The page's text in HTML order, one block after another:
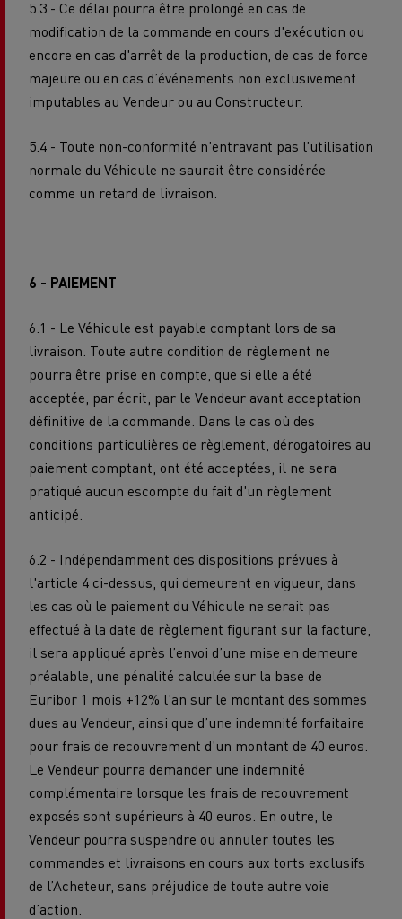
5.3 - Ce délai pourra être prolongé en cas de
modification de la commande en cours d'exécution ou
encore en cas d'arrêt de la production, de cas de force
majeure ou en cas d’événements non exclusivement
imputables au Vendeur ou au Constructeur.
5.4 - Toute non-conformité n’entravant pas l’utilisation
normale du Véhicule ne saurait être considérée
comme un retard de livraison.
6 - PAIEMENT
6.1 - Le Véhicule est payable comptant lors de sa
livraison. Toute autre condition de règlement ne
pourra être prise en compte, que si elle a été
acceptée, par écrit, par le Vendeur avant acceptation
définitive de la commande. Dans le cas où des
conditions particulières de règlement, dérogatoires au
paiement comptant, ont été acceptées, il ne sera
pratiqué aucun escompte du fait d'un règlement
anticipé.
6.2 - Indépendamment des dispositions prévues à
l'article 4 ci-dessus, qui demeurent en vigueur, dans
les cas où le paiement du Véhicule ne serait pas
effectué à la date de règlement figurant sur la facture,
il sera appliqué après l’envoi d’une mise en demeure
préalable, une pénalité calculée sur la base de
Euribor 1 mois +12% l'an sur le montant des sommes
dues au Vendeur, ainsi que d’une indemnité forfaitaire
pour frais de recouvrement d’un montant de 40 euros.
Le Vendeur pourra demander une indemnité
complémentaire lorsque les frais de recouvrement
exposés sont supérieurs à 40 euros. En outre, le
Vendeur pourra suspendre ou annuler toutes les
commandes et livraisons en cours aux torts exclusifs
de l’Acheteur, sans préjudice de toute autre voie
d’action.